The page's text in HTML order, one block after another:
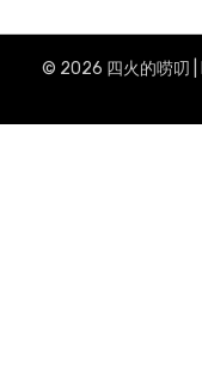
© 2026 四火的唠叨